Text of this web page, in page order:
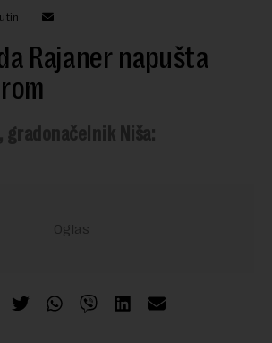
Rajaner napušta
gradonačelnik Niša: